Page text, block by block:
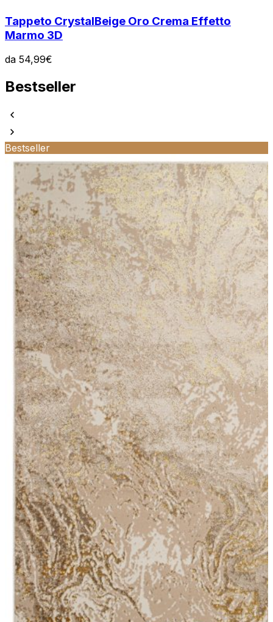
Tappeto CrystalBeige Oro Crema Effetto
Marmo 3D
da 54,99€
Bestseller
Bestseller